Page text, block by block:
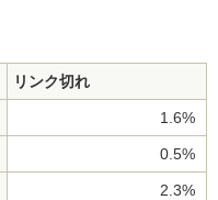
リンク切れ
1.6%
0.5%
2.3%